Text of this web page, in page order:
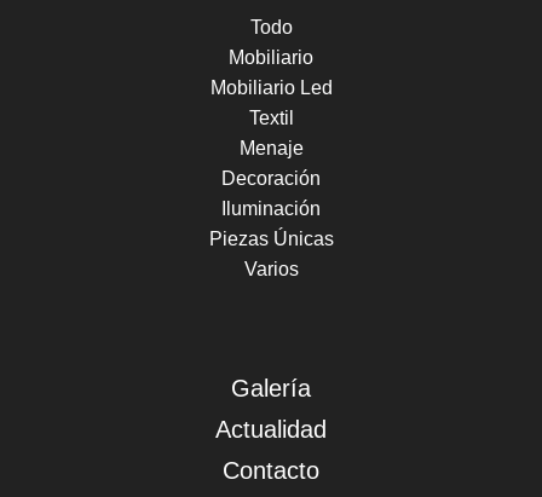
Todo
Mobiliario
Mobiliario Led
Textil
Menaje
Decoración
Iluminación
Piezas Únicas
Varios
Galería
Actualidad
Contacto